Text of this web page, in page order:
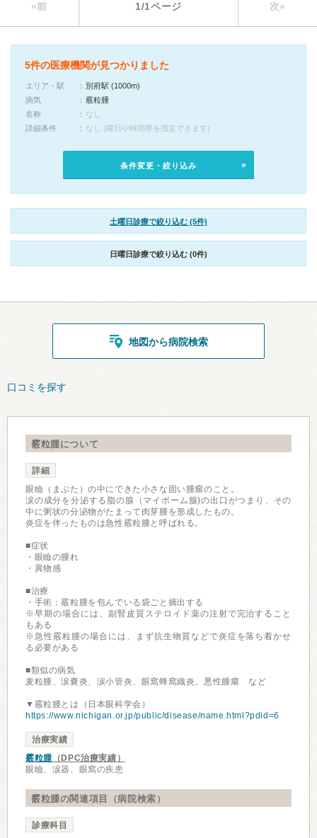
«前 1/1ページ 次»
5件の医療機関が見つかりました
エリア・駅
別府駅 (1000m)
病気
霰粒腫
名称
なし
詳細条件
なし (曜日や時間帯を指定できます)
条件変更・絞り込み
土曜日診療で絞り込む (5件)
日曜日診療で絞り込む (0件)
地図から病院検索
口コミを探す
霰粒腫について
詳細
眼瞼（まぶた）の中にできた小さな固い腫瘤のこと。
涙の成分を分泌する脂の腺（マイボーム腺)の出口がつまり、その
中に粥状の分泌物がたまって肉芽腫を形成したもの。
炎症を伴ったものは急性霰粒腫と呼ばれる。
■症状
・眼瞼の腫れ
・異物感
■治療
・手術：霰粒腫を包んでいる袋ごと摘出する
※早期の場合には、副腎皮質ステロイド薬の注射で完治すること
もある
※急性霰粒腫の場合には、まず抗生物質などで炎症を落ち着かせ
る必要がある
■類似の病気
麦粒腫、涙嚢炎、涙小管炎、眼窩蜂窩織炎、悪性腫瘍 など
▼霰粒腫とは（日本眼科学会）
https://www.nichigan.or.jp/public/disease/name.html?pdid=6
治療実績
霰粒腫（DPC治療実績）
眼瞼、涙器、眼窩の疾患
霰粒腫の関連項目（病院検索）
診療科目